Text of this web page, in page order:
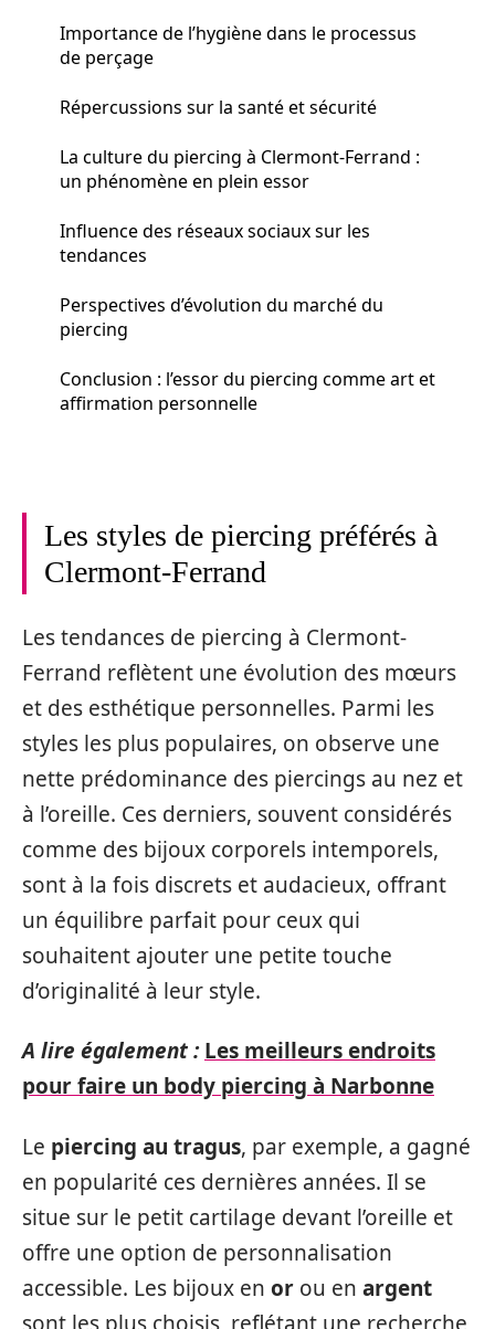
Importance de l’hygiène dans le processus
de perçage
Répercussions sur la santé et sécurité
La culture du piercing à Clermont-Ferrand :
un phénomène en plein essor
Influence des réseaux sociaux sur les
tendances
Perspectives d’évolution du marché du
piercing
Conclusion : l’essor du piercing comme art et
affirmation personnelle
Les styles de piercing préférés à
Clermont-Ferrand
Les tendances de piercing à Clermont-
Ferrand reflètent une évolution des mœurs
et des esthétique personnelles. Parmi les
styles les plus populaires, on observe une
nette prédominance des piercings au nez et
à l’oreille. Ces derniers, souvent considérés
comme des bijoux corporels intemporels,
sont à la fois discrets et audacieux, offrant
un équilibre parfait pour ceux qui
souhaitent ajouter une petite touche
d’originalité à leur style.
A lire également : Les meilleurs endroits
pour faire un body piercing à Narbonne
Le piercing au tragus, par exemple, a gagné
en popularité ces dernières années. Il se
situe sur le petit cartilage devant l’oreille et
offre une option de personnalisation
accessible. Les bijoux en or ou en argent
sont les plus choisis, reflétant une recherche